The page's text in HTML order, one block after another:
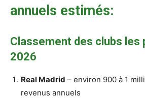
annuels estimés:
Classement des clubs les
2026
Real Madrid – environ 900 à 1
revenus annuels